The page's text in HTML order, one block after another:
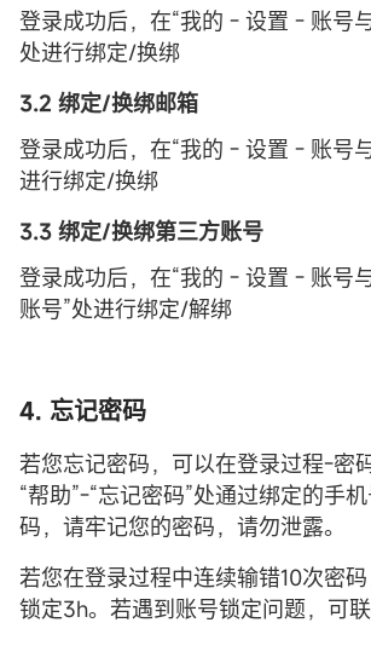
登录成功后，在“我的 - 设置 - 账号
处进行绑定/换绑
3.2 绑定/换绑邮箱
登录成功后，在“我的 - 设置 - 账号
进行绑定/换绑
3.3 绑定/换绑第三方账号
登录成功后，在“我的 - 设置 - 账号
账号”处进行绑定/解绑
4. 忘记密码
若您忘记密码，可以在登录过程-密
“帮助”-“忘记密码”处通过绑定的手
码，请牢记您的密码，请勿泄露。
若您在登录过程中连续输错10次密
锁定3h。若遇到账号锁定问题，可联